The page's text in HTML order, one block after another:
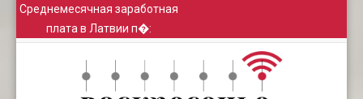
Среднемесячная заработная
плата в Латвии п�: